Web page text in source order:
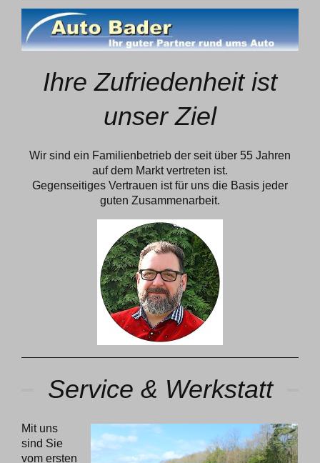
Ihre Zufriedenheit ist
unser Ziel
Wir sind ein Familienbetrieb der seit über 55 Jahren
auf dem Markt vertreten ist.
Gegenseitiges Vertrauen ist für uns die Basis jeder
guten Zusammenarbeit.
Service & Werkstatt
Mit uns
sind Sie
vom ersten